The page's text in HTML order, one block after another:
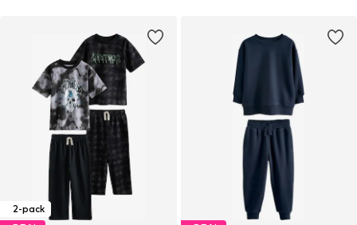
2-pack